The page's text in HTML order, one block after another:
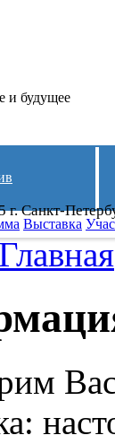
и будущее
г. Санкт-
Выставка